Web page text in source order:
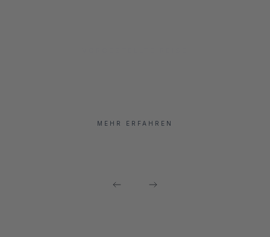
MEHR ERFAHREN